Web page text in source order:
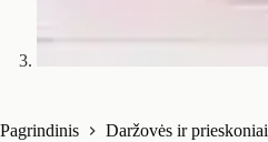
Pagrindinis
Daržovės ir prieskoniai